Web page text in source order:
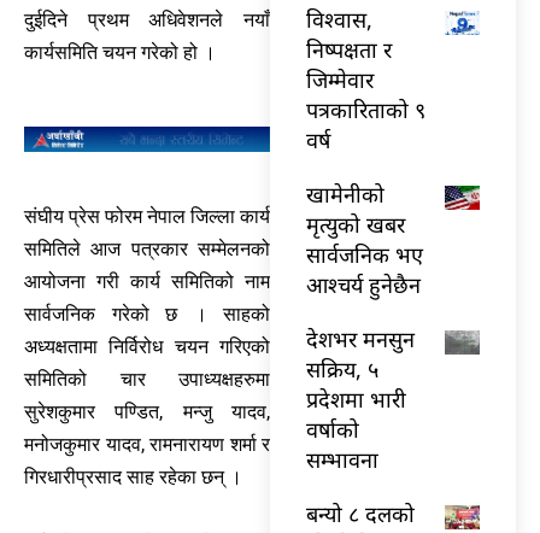
दुईदिने प्रथम अधिवेशनले नयाँ
कार्यसमिति चयन गरेको हो ।
संघीय प्रेस फोरम नेपाल जिल्ला कार्य
समितिले आज पत्रकार सम्मेलनको
आयोजना गरी कार्य समितिको नाम
सार्वजनिक गरेको छ । साहको
अध्यक्षतामा निर्विरोध चयन गरिएको
समितिको चार उपाध्यक्षहरुमा
सुरेशकुमार पण्डित, मन्जु यादव,
मनोजकुमार यादव, रामनारायण शर्मा र
गिरधारीप्रसाद साह रहेका छन् ।
विश्वास,
निष्पक्षता र
जिम्मेवार
पत्रकारिताको ९
वर्ष
खामेनीको
मृत्युको खबर
सार्वजनिक भए
आश्चर्य हुनेछैन
देशभर मनसुन
सक्रिय, ५
प्रदेशमा भारी
वर्षाको
सम्भावना
बन्यो ८ दलको